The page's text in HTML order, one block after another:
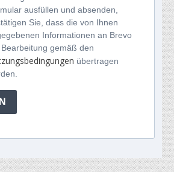
ausfüllen und absenden,
Sie, dass die von Ihnen
Informationen an Brevo
gemäß den
übertragen